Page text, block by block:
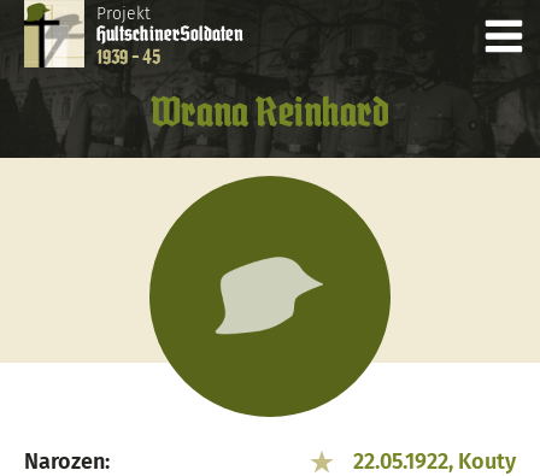
Projekt
HultschinerSoldaten
1939 - 45
Wrana Reinhard
Narozen: 22.05.1922, Kouty